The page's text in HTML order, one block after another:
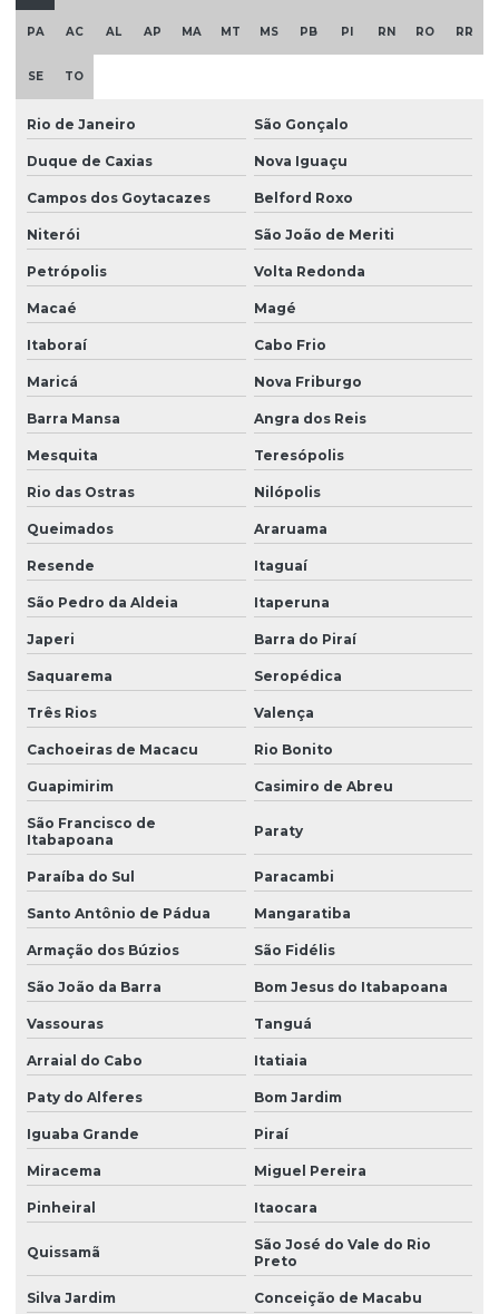
Filtro para consumo humano com segurança
Filtro para desferrizar água
Filtro para eliminar cálcio
Filtro para excesso de calcário
Filtro para ferro e manganês
Filtro para ferro e manganês preço
Filtro para fontes
Filtro para fontes com cálcio
Filtro para fontes com manganês
Filtro para hospitais com água tratada
Filtro industrial para cálcio
Filtro industrial para tratamento de água
Filtro de osmose reversa
Filtro para poço artesiano com ferrugem
Filtro para poço que remove ferro manganês coliformes
Filtro para poço semi artesiano
Filtro para poços artesianos
Filtro para remoção de flúor
Filtro para remoção de múltiplos minerais
Filtro para remover cor da agua
Filtro para remover ferro e manganês de poço
Filtro para remover nitrato da água
Filtro para remover nitrito da água
Filtro para remover partículas sólidas
Filtro para remover sólidos
Filtro para remover turbidez
Filtro residencial para água com ferro preço
Filtro para residências
PA AC AL AP MA MT MS PB PI RN RO RR
SE TO
Rio de Janeiro São Gonçalo
Duque de Caxias Nova Iguaçu
Campos dos Goytacazes Belford Roxo
Niterói São João de Meriti
Petrópolis Volta Redonda
Macaé Magé
Itaboraí Cabo Frio
Maricá Nova Friburgo
Barra Mansa Angra dos Reis
Mesquita Teresópolis
Rio das Ostras Nilópolis
Queimados Araruama
Resende Itaguaí
São Pedro da Aldeia Itaperuna
Japeri Barra do Piraí
Saquarema Seropédica
Três Rios Valença
Cachoeiras de Macacu Rio Bonito
Guapimirim Casimiro de Abreu
São Francisco de
Itabapoana
Paraty
Paraíba do Sul Paracambi
Santo Antônio de Pádua Mangaratiba
Armação dos Búzios São Fidélis
São João da Barra Bom Jesus do Itabapoana
Vassouras Tanguá
Arraial do Cabo Itatiaia
Paty do Alferes Bom Jardim
Iguaba Grande Piraí
Miracema Miguel Pereira
Pinheiral Itaocara
Quissamã
São José do Vale do Rio
Preto
Silva Jardim Conceição de Macabu